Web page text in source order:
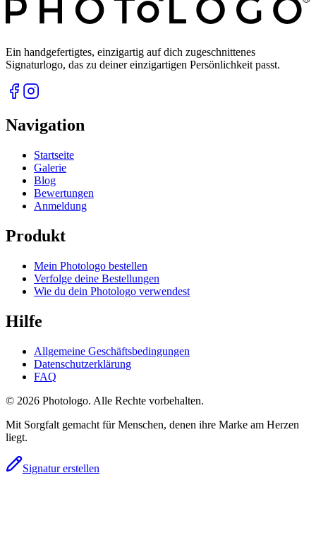
Ein handgefertigtes, einzigartig auf dich zugeschnittenes
Signaturlogo, das zu deiner einzigartigen Persönlichkeit passt.
Navigation
Startseite
Galerie
Blog
Bewertungen
Anmeldung
Produkt
Mein Photologo bestellen
Verfolge deine Bestellungen
Wie du dein Photologo verwendest
Hilfe
Allgemeine Geschäftsbedingungen
Datenschutzerklärung
FAQ
© 2026 Photologo. Alle Rechte vorbehalten.
Mit Sorgfalt gemacht für Menschen, denen ihre Marke am Herzen
liegt.
Signatur erstellen